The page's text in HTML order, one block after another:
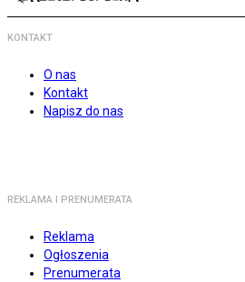
KONTAKT
O nas
Kontakt
Napisz do nas
REKLAMA I PRENUMERATA
Reklama
Ogłoszenia
Prenumerata